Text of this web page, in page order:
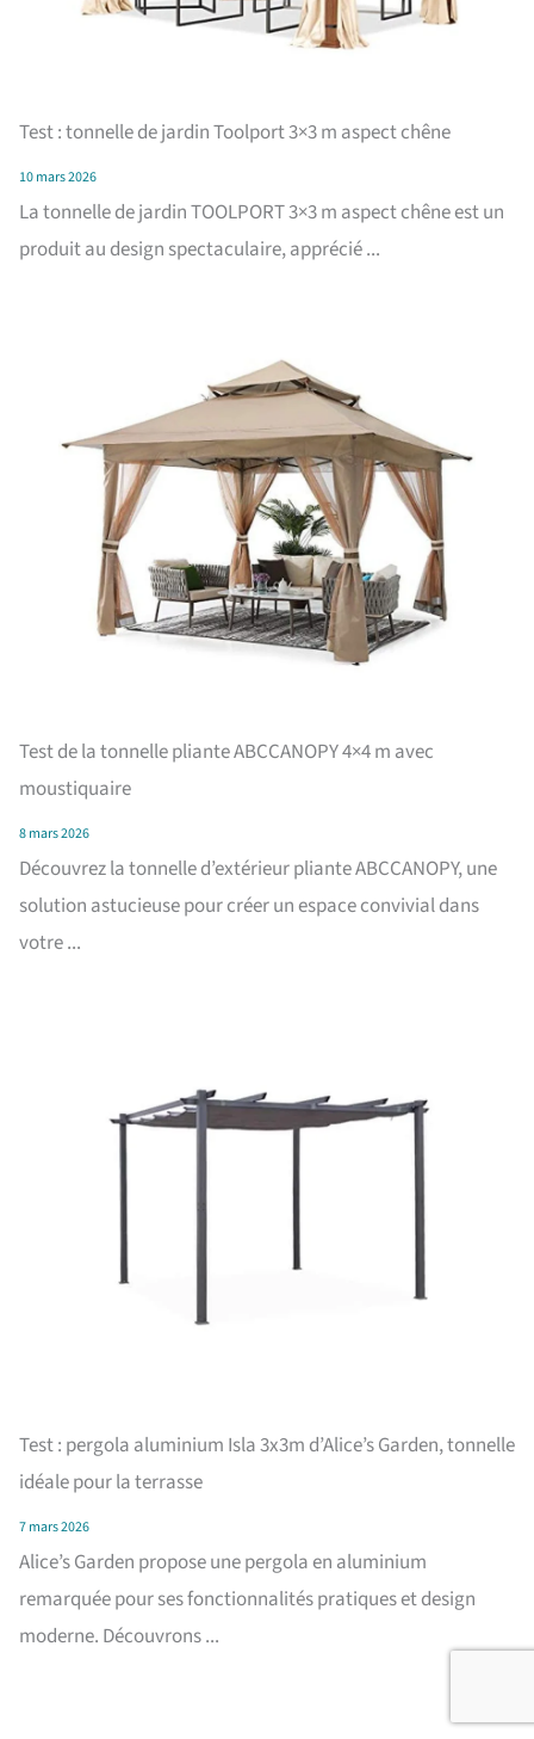
Test : tonnelle de jardin Toolport 3×3 m aspect chêne
10 mars 2026
La tonnelle de jardin TOOLPORT 3×3 m aspect chêne est un
produit au design spectaculaire, apprécié ...
Test de la tonnelle pliante ABCCANOPY 4×4 m avec
moustiquaire
8 mars 2026
Découvrez la tonnelle d’extérieur pliante ABCCANOPY, une
solution astucieuse pour créer un espace convivial dans
votre ...
Test : pergola aluminium Isla 3x3m d’Alice’s Garden, tonnelle
idéale pour la terrasse
7 mars 2026
Alice’s Garden propose une pergola en aluminium
remarquée pour ses fonctionnalités pratiques et design
moderne. Découvrons ...